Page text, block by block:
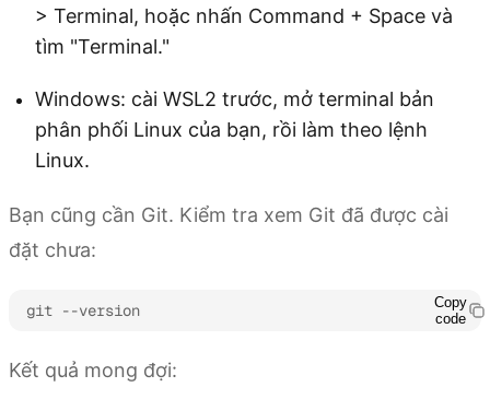
> Terminal, hoặc nhấn Command + Space và
tìm "Terminal."
Windows: cài WSL2 trước, mở terminal bản
phân phối Linux của bạn, rồi làm theo lệnh
Linux.
Bạn cũng cần Git. Kiểm tra xem Git đã được cài
đặt chưa:
git --version
Copy
code
Kết quả mong đợi: